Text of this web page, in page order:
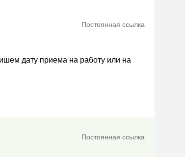
Постоянная ссылка
дату приема на работу или на
Постоянная ссылка